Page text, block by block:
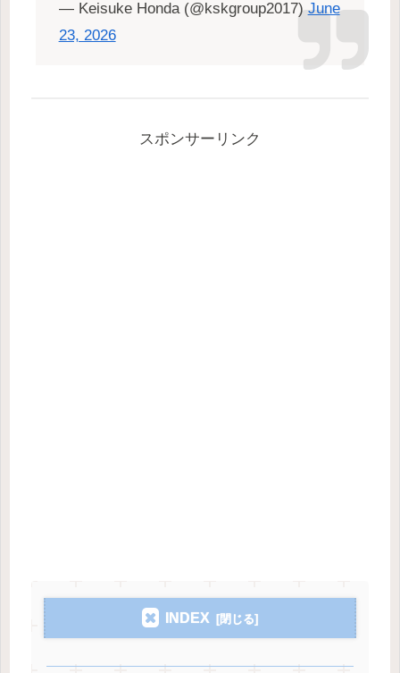
— Keisuke Honda (@kskgroup2017)June
23, 2026
スポンサーリンク
INDEX